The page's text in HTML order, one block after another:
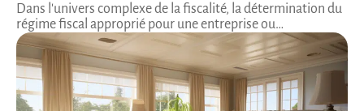
Dans l'univers complexe de la fiscalité, la détermination du
régime fiscal approprié pour une entreprise ou…